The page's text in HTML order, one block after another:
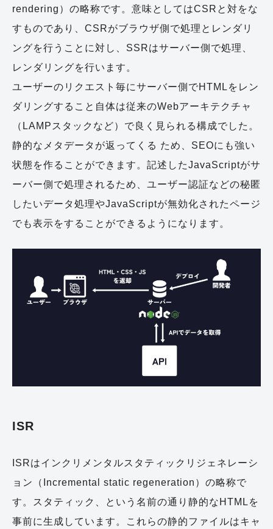
rendering）の略称です。意味としてはCSRと対をな
すものであり、CSRがブラウザ側で処理とレンダリ
ングを行うことに対し、SSRはサーバー側で処理、
レンダリングを行います。
ユーザーのリクエスト毎にサーバー側でHTMLをレン
ダリングすること自体は従来のWebアーキテクチャ
（LAMPスタックなど）で良く見られる構成でした。
静的なメタデータが返ってくる ため、SEOにも強い
状態を作ることができます。記述したJavaScriptがサ
ーバー側で処理されるため、ユーザー認証などの秘匿
したいデータ処理やJavaScriptが無効化されたページ
でも表示をすることができるようになります。
ISR
ISRはインクリメンタルスタティックリジェネレーシ
ョン（Incremental static regeneration）の略称で
す。スタティック、という名前の通り静的なHTMLを
事前に生成しています。これらの静的ファイルはキャ